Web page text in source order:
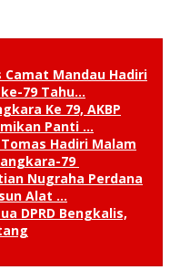
Mandau Hadiri
79 Tahu…
Ke 79, AKBP
Panti …
Hadiri Malam
79
Nugraha Perdana
Alat …
DPRD Bengkalis,